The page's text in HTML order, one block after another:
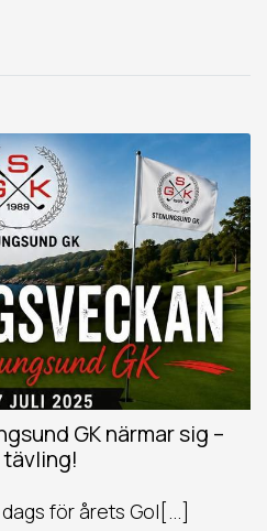
GK närmar sig –
för årets Gol[...]